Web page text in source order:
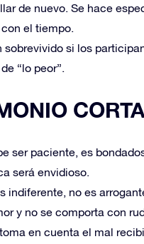
de nuevo. Se hace
el tiempo.
si los
“lo peor”.
ser paciente, es
será envidioso.
indiferente, no es
y no se comporta con
en cuenta el mal